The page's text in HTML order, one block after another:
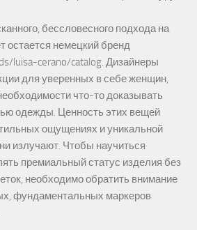
бессловесного подхода на
остается немецкий бренд
luisa-cerano/catalog. Дизайнеры
для уверенных в себе женщин,
что-то доказывать
одежды. Ценность этих вещей
ощущениях и уникальной
излучают. Чтобы научиться
премиальный статус изделия без
необходимо обратить внимание
фундаментальных маркеров